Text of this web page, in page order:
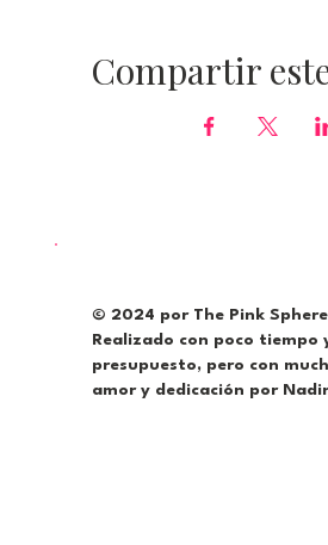
Compartir
© 2024 por The Pink Sphere
Realizado con poco tiempo
presupuesto, pero con
amor y dedicación por